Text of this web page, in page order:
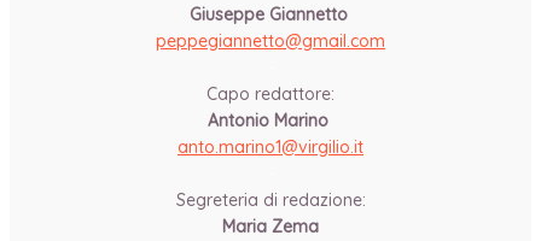
Giuseppe Giannetto
peppegiannetto@gmail.com
Capo redattore:
Antonio Marino
anto.marino1@virgilio.it
Segreteria di redazione:
Maria Zema